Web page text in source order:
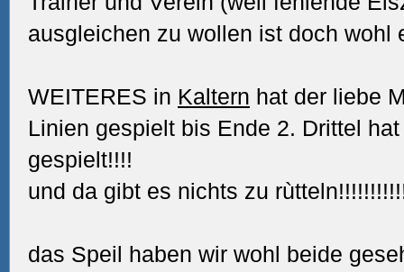
ausgleichen zu wollen ist doch wohl
WEITERES in Kaltern hat der liebe
Linien gespielt bis Ende 2. Drittel
gespielt!!!!
und da gibt es nichts zu
das Speil haben wir wohl beide